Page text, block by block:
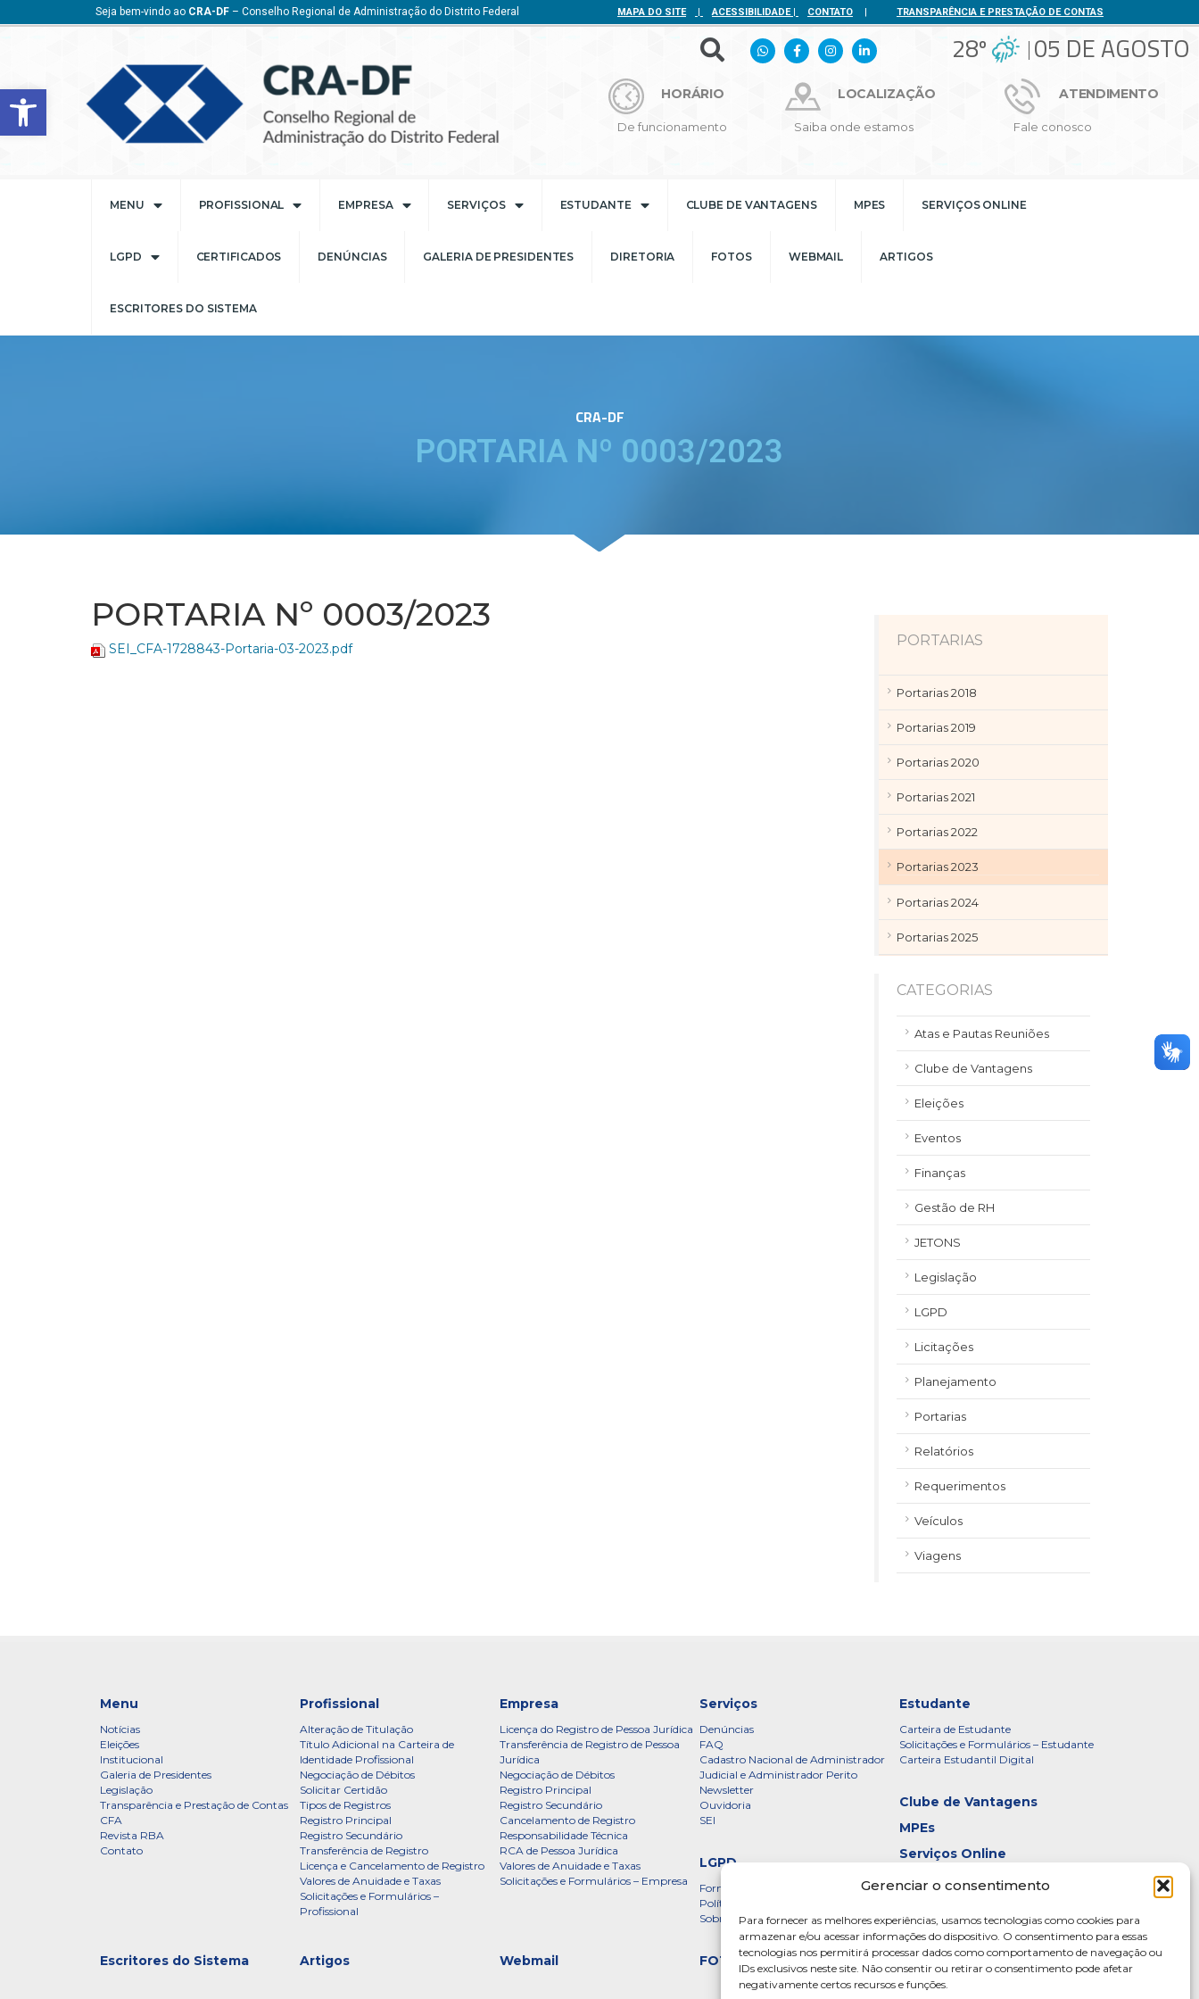
Barra de Ferramentas Aberta
Gerenciar o consentimento
Para fornecer as melhores experiências, usamos tecnologias como cookies para
armazenar e/ou acessar informações do dispositivo. O consentimento para essas
tecnologias nos permitirá processar dados como comportamento de navegação ou
IDs exclusivos neste site. Não consentir ou retirar o consentimento pode afetar
negativamente certos recursos e funções.
Seja bem-vindo ao CRA-DF – Conselho Regional de Administração do Distrito Federal MAPA DO SITE | ACESSIBILIDADE| CONTATO | TRANSPARÊNCIA E PRESTAÇÃO DE CONTAS
28º 05 DE AGOSTO
HORÁRIO
De funcionamento
LOCALIZAÇÃO
Saiba onde estamos
ATENDIMENTO
Fale conosco
MENU PROFISSIONAL EMPRESA SERVIÇOS ESTUDANTE CLUBE DE VANTAGENS MPES SERVIÇOS ONLINE
LGPD CERTIFICADOS DENÚNCIAS GALERIA DE PRESIDENTES DIRETORIA FOTOS WEBMAIL ARTIGOS
ESCRITORES DO SISTEMA
CRA-DF
PORTARIA Nº 0003/2023
PORTARIA Nº 0003/2023
SEI_CFA-1728843-Portaria-03-2023.pdf PORTARIAS
Portarias 2018
Portarias 2019
Portarias 2020
Portarias 2021
Portarias 2022
Portarias 2023
Portarias 2024
Portarias 2025
CATEGORIAS
Atas e Pautas Reuniões
Clube de Vantagens
Eleições
Eventos
Finanças
Gestão de RH
JETONS
Legislação
LGPD
Licitações
Planejamento
Portarias
Relatórios
Requerimentos
Veículos
Viagens
Menu
Notícias
Eleições
Institucional
Galeria de Presidentes
Legislação
Transparência e Prestação de Contas
CFA
Revista RBA
Contato
Profissional
Alteração de Titulação
Título Adicional na Carteira de
Identidade Profissional
Negociação de Débitos
Solicitar Certidão
Tipos de Registros
Registro Principal
Registro Secundário
Transferência de Registro
Licença e Cancelamento de Registro
Valores de Anuidade e Taxas
Solicitações e Formulários –
Profissional
Empresa
Licença do Registro de Pessoa Jurídica
Transferência de Registro de Pessoa
Jurídica
Negociação de Débitos
Registro Principal
Registro Secundário
Cancelamento de Registro
Responsabilidade Técnica
RCA de Pessoa Jurídica
Valores de Anuidade e Taxas
Solicitações e Formulários – Empresa
Serviços
Denúncias
FAQ
Cadastro Nacional de Administrador
Judicial e Administrador Perito
Newsletter
Ouvidoria
SEI
Estudante
Carteira de Estudante
Solicitações e Formulários – Estudante
Carteira Estudantil Digital
Clube de Vantagens
MPEs
Serviços Online
LGPD
Formulário
Política de Privacidade – CRADF
Sobre a LGPD
Certificados
Galeria de Presidentes
Diretoria
FOTOS
Webmail
Artigos
Escritores do Sistema